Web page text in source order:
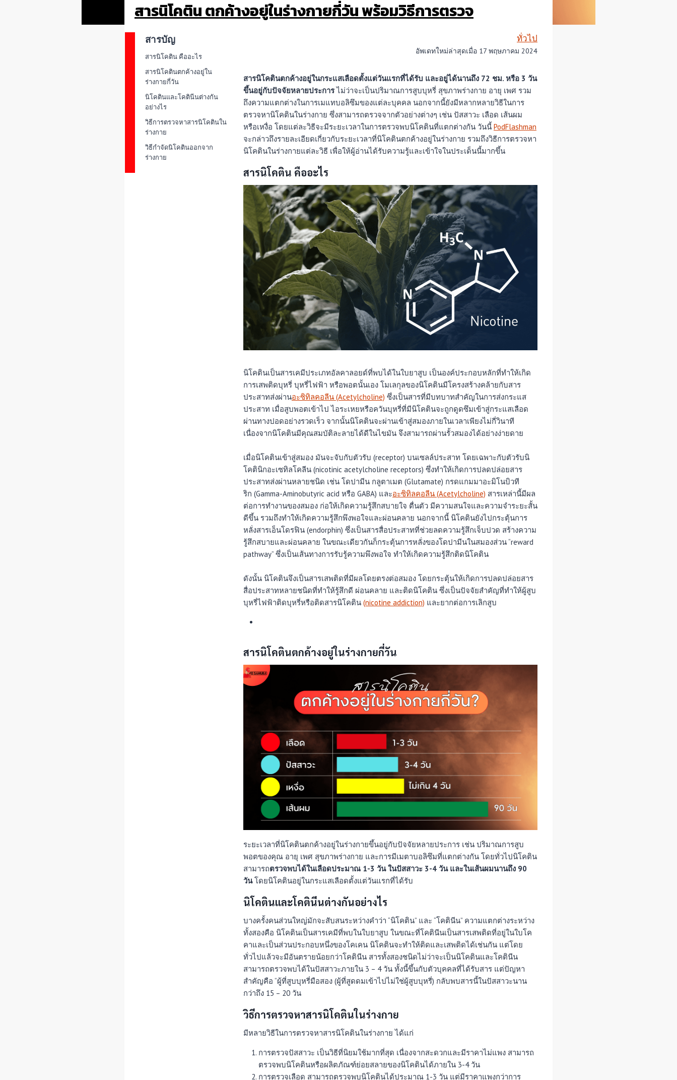
สารนิโคติน ตกค้างอยู่ในร่างกายกี่วัน พร้อมวิธีการตรวจ
สารบัญ
สารนิโคติน คืออะไร
สารนิโคตินตกค้างอยู่ใน
ร่างกายกี่วัน
นิโคตินและโคตินีนต่างกัน
อย่างไร
วิธีการตรวจหาสารนิโคตินใน
ร่างกาย
วิธีกำจัดนิโคตินออกจาก
ร่างกาย
ทั่วไป
อัพเดทใหม่ล่าสุดเมื่อ 17 พฤษภาคม 2024
สารนิโคตินตกค้างอยู่ในกระแสเลือดตั้งแต่วันแรกที่ได้รับ และอยู่ได้นานถึง 72 ชม. หรือ 3 วัน
ขึ้นอยู่กับปัจจัยหลายประการไม่ว่าจะเป็นปริมาณการสูบบุหรี่ สุขภาพร่างกาย อายุ เพศ รวม
ถึงความแตกต่างในการเมแทบอลิซึมของแต่ละบุคคล นอกจากนี้ยังมีหลากหลายวิธีในการ
ตรวจหานิโคตินในร่างกาย ซึ่งสามารถตรวจจากตัวอย่างต่างๆ เช่น ปัสสาวะ เลือด เส้นผม
หรือเหงื่อ โดยแต่ละวิธีจะมีระยะเวลาในการตรวจพบนิโคตินที่แตกต่างกัน วันนี้ PodFlashman
จะกล่าวถึงรายละเอียดเกี่ยวกับระยะเวลาที่นิโคตินตกค้างอยู่ในร่างกาย รวมถึงวิธีการตรวจหา
นิโคตินในร่างกายแต่ละวิธี เพื่อให้ผู้อ่านได้รับความรู้และเข้าใจในประเด็นนี้มากขึ้น
สารนิโคติน คืออะไร
นิโคตินเป็นสารเคมีประเภทอัลคาลอยด์ที่พบได้ในใบยาสูบ เป็นองค์ประกอบหลักที่ทำให้เกิด
การเสพติดบุหรี่ บุหรี่ไฟฟ้า หรือพอตนั้นเอง โมเลกุลของนิโคตินมีโครงสร้างคล้ายกับสาร
ประสาทส่งผ่านอะซิทิลคอลีน (Acetylcholine) ซึ่งเป็นสารที่มีบทบาทสำคัญในการส่งกระแส
ประสาท เมื่อสูบพอตเข้าไป ไอระเหยหรือควันบุหรี่ที่มีนิโคตินจะถูกดูดซึมเข้าสู่กระแสเลือด
ผ่านทางปอดอย่างรวดเร็ว จากนั้นนิโคตินจะผ่านเข้าสู่สมองภายในเวลาเพียงไม่กี่วินาที
เนื่องจากนิโคตินมีคุณสมบัติละลายได้ดีในไขมัน จึงสามารถผ่านรั้วสมองได้อย่างง่ายดาย
เมื่อนิโคตินเข้าสู่สมอง มันจะจับกับตัวรับ (receptor) บนเซลล์ประสาท โดยเฉพาะกับตัวรับนิ
โคตินิกอะเซทิลโคลีน (nicotinic acetylcholine receptors) ซึ่งทำให้เกิดการปลดปล่อยสาร
ประสาทส่งผ่านหลายชนิด เช่น โดปามีน กลูตาเมต (Glutamate) กรดแกมมาอะมิโนบิวที
ริก (Gamma-Aminobutyric acid หรือ GABA) และอะซิทิลคอลีน (Acetylcholine) สารเหล่านี้มีผล
ต่อการทำงานของสมอง ก่อให้เกิดความรู้สึกสบายใจ ตื่นตัว มีความสนใจและความจำระยะสั้น
ดีขึ้น รวมถึงทำให้เกิดความรู้สึกพึงพอใจและผ่อนคลาย นอกจากนี้ นิโคตินยังไปกระตุ้นการ
หลั่งสารเอ็นโดรฟิน (endorphin) ซึ่งเป็นสารสื่อประสาทที่ช่วยลดความรู้สึกเจ็บปวด สร้างความ
รู้สึกสบายและผ่อนคลาย ในขณะเดียวกันก็กระตุ้นการหลั่งของโดปามีนในสมองส่วน “reward
pathway” ซึ่งเป็นเส้นทางการรับรู้ความพึงพอใจ ทำให้เกิดความรู้สึกติดนิโคติน
ดังนั้น นิโคตินจึงเป็นสารเสพติดที่มีผลโดยตรงต่อสมอง โดยกระตุ้นให้เกิดการปลดปล่อยสาร
สื่อประสาทหลายชนิดที่ทำให้รู้สึกดี ผ่อนคลาย และติดนิโคติน ซึ่งเป็นปัจจัยสำคัญที่ทำให้ผู้สูบ
บุหรี่ไฟฟ้าติดบุหรี่หรือติดสารนิโคติน (nicotine addiction) และยากต่อการเลิกสูบ
สารนิโคตินตกค้างอยู่ในร่างกายกี่วัน
ระยะเวลาที่นิโคตินตกค้างอยู่ในร่างกายขึ้นอยู่กับปัจจัยหลายประการ เช่น ปริมาณการสูบ
พอตของคุณ อายุ เพศ สุขภาพร่างกาย และการมีเมตาบอลิซึมที่แตกต่างกัน โดยทั่วไปนิโคติน
สามารถตรวจพบได้ในเลือดประมาณ 1-3 วัน ในปัสสาวะ 3-4 วัน และในเส้นผมนานถึง 90
วันโดยนิโคตินอยู่ในกระแสเลือดตั้งแต่วันแรกที่ได้รับ
นิโคตินและโคตินีนต่างกันอย่างไร
บางครั้งคนส่วนใหญ่มักจะสับสนระหว่างคำว่า “นิโคติน” และ “โคตินีน” ความแตกต่างระหว่าง
ทั้งสองคือ นิโคตินเป็นสารเคมีที่พบในใบยาสูบ ในขณะที่โคตินีนเป็นสารเสพติดที่อยู่ในใบโค
คาและเป็นส่วนประกอบหนึ่งของโคเคน นิโคตินจะทำให้ติดและเสพติดได้เช่นกัน แต่โดย
ทั่วไปแล้วจะมีอันตรายน้อยกว่าโคตินีน สารทั้งสองชนิดไม่ว่าจะเป็นนิโคตินและโคตินีน
สามารถตรวจพบได้ในปัสสาวะภายใน 3 – 4 วัน ทั้งนี้ขึ้นกับตัวบุคคลที่ได้รับสาร แต่ปัญหา
สำคัญคือ “ผู้ที่สูบบุหรี่มือสอง (ผู้ที่สูดดมเข้าไปไม่ใช่ผู้สูบบุหรี่) กลับพบสารนี้ในปัสสาวะนาน
กว่าถึง 15 – 20 วัน
วิธีการตรวจหาสารนิโคตินในร่างกาย
มีหลายวิธีในการตรวจหาสารนิโคตินในร่างกาย ได้แก่
การตรวจปัสสาวะ เป็นวิธีที่นิยมใช้มากที่สุด เนื่องจากสะดวกและมีราคาไม่แพง สามารถ
ตรวจพบนิโคตินหรือผลิตภัณฑ์ย่อยสลายของนิโคตินได้ภายใน 3-4 วัน
การตรวจเลือด สามารถตรวจพบนิโคตินได้ประมาณ 1-3 วัน แต่มีราคาแพงกว่าการ